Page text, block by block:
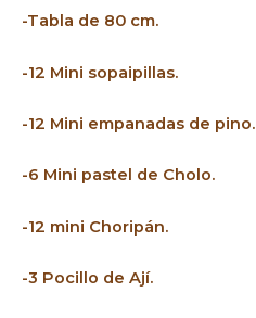
-Tabla de 80 cm.
-12 Mini sopaipillas.
-12 Mini empanadas de pino.
-6 Mini pastel de Cholo.
-12 mini Choripán.
-3 Pocillo de Ají.